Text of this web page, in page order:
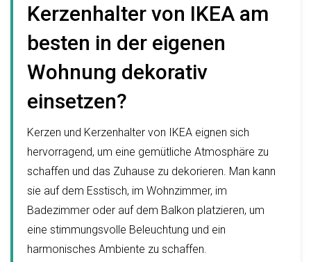
Kerzenhalter von IKEA am
besten in der eigenen
Wohnung dekorativ
einsetzen?
Kerzen und Kerzenhalter von IKEA eignen sich
hervorragend, um eine gemütliche Atmosphäre zu
schaffen und das Zuhause zu dekorieren. Man kann
sie auf dem Esstisch, im Wohnzimmer, im
Badezimmer oder auf dem Balkon platzieren, um
eine stimmungsvolle Beleuchtung und ein
harmonisches Ambiente zu schaffen.